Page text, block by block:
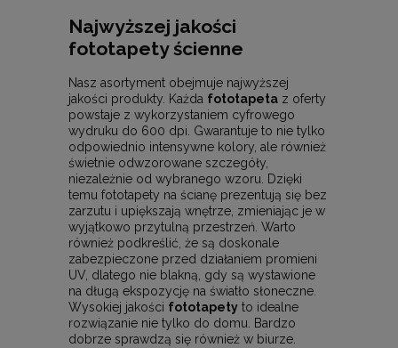
Najwyższej jakości
fototapety ścienne
Nasz asortyment obejmuje najwyższej
jakości produkty. Każda fototapeta z oferty
powstaje z wykorzystaniem cyfrowego
wydruku do 600 dpi. Gwarantuje to nie tylko
odpowiednio intensywne kolory, ale również
świetnie odwzorowane szczegóły,
niezależnie od wybranego wzoru. Dzięki
temu fototapety na ścianę prezentują się bez
zarzutu i upiększają wnętrze, zmieniając je w
wyjątkowo przytulną przestrzeń. Warto
również podkreślić, że są doskonale
zabezpieczone przed działaniem promieni
UV, dlatego nie blakną, gdy są wystawione
na długą ekspozycję na światło słoneczne.
Wysokiej jakości fototapety to idealne
rozwiązanie nie tylko do domu. Bardzo
dobrze sprawdzą się również w biurze.